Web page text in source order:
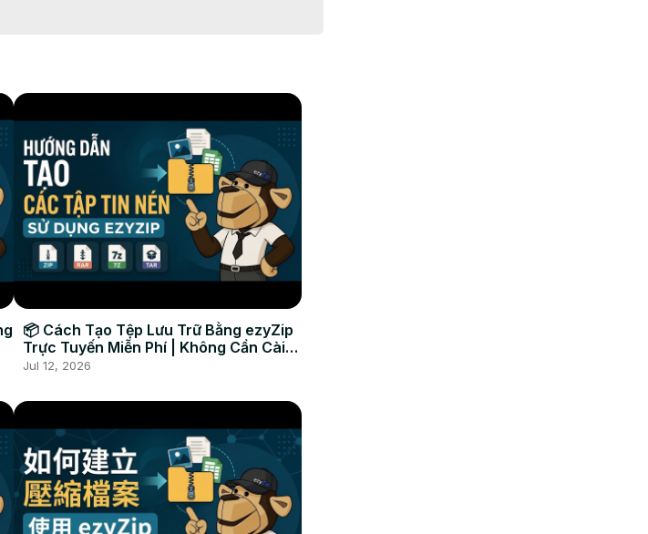
📦 Cách Tạo Tệp Lưu Trữ Bằng ezyZip
Trực Tuyến Miễn Phí | Không Cần Cài
Đặt Phần Mềm
Jul 12, 2026